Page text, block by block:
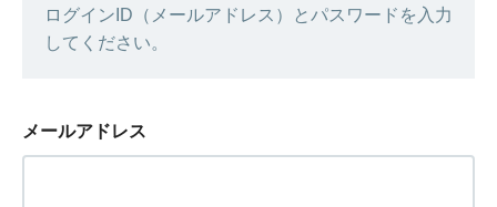
ログインID（メールアドレス）とパスワードを入力
してください。
メールアドレス